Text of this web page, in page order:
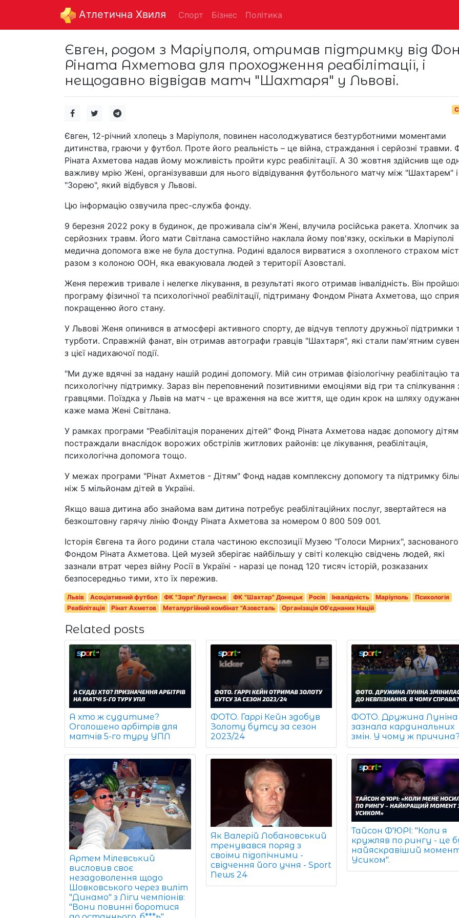
Aтлетична Хвиля Спорт Бізнес Політика
Євген, родом з Маріуполя, отримав підтримку від
Ріната Ахметова для проходження реабілітації, і
нещодавно відвідав матч "Шахтаря" у Львові.
Євген, 12-річний хлопець з Маріуполя, повинен насолоджуватися безтурботними моментами
дитинства, граючи у футбол. Проте його реальність – це війна, страждання і серйозні травми.
Ріната Ахметова надав йому можливість пройти курс реабілітації. А 30 жовтня здійснив ще
важливу мрію Жені, організувавши для нього відвідування футбольного матчу між "Шахтарем" і
"Зорею", який відбувся у Львові.
Цю інформацію озвучила прес-служба фонду.
9 березня 2022 року в будинок, де проживала сім'я Жені, влучила російська ракета. Хлопчик
серйозних травм. Його мати Світлана самостійно наклала йому пов'язку, оскільки в Маріуполі
медична допомога вже не була доступна. Родині вдалося вирватися з охопленого страхом
разом з колоною ООН, яка евакуювала людей з території Азовсталі.
Женя пережив тривале і нелегке лікування, в результаті якого отримав інвалідність. Він
програму фізичної та психологічної реабілітації, підтриману Фондом Ріната Ахметова, що
покращенню його стану.
У Львові Женя опинився в атмосфері активного спорту, де відчув теплоту дружньої підтримки
турботи. Справжній фанат, він отримав автографи гравців "Шахтаря", які стали пам'ятним
з цієї надихаючої події.
"Ми дуже вдячні за надану нашій родині допомогу. Мій син отримав фізіологічну реабілітацію та
психологічну підтримку. Зараз він переповнений позитивними емоціями від гри та спілкування
гравцями. Поїздка у Львів на матч - це враження на все життя, ще один крок на шляху
каже мама Жені Світлана.
У рамках програми "Реабілітація поранених дітей" Фонд Ріната Ахметова надає допомогу
постраждали внаслідок ворожих обстрілів житлових районів: це лікування, реабілітація,
психологічна допомога тощо.
У межах програми "Рінат Ахметов - Дітям" Фонд надав комплексну допомогу та підтримку
ніж 5 мільйонам дітей в Україні.
Якщо ваша дитина або знайома вам дитина потребує реабілітаційних послуг, звертайтеся на
безкоштовну гарячу лінію Фонду Ріната Ахметова за номером 0 800 509 001.
Історія Євгена та його родини стала частиною експозиції Музею "Голоси Мирних", заснованого
Фондом Ріната Ахметова. Цей музей зберігає найбільшу у світі колекцію свідчень людей, які
зазнали втрат через війну Росії в Україні - наразі це понад 120 тисяч історій, розказаних
безпосередньо тими, хто їх пережив.
Львів Асоціативний футбол ФК "Зоря" Луганськ ФК "Шахтар" Донецьк Росія Інвалідність Маріуполь
Психологія
Реабілітація
Рінат Ахметов Металургійний комбінат "Азовсталь Організація Об'єднаних Націй
Related posts
А хто ж судитиме?
Оголошено арбітрів для
матчів 5-го туру УПЛ
Артем Мілевський
висловив своє
незадоволення щодо
Шовковського через виліт
"Динамо" з Ліги чемпіонів:
"Вони повинні боротися
ФОТО. Гаррі Кейн здобув
Золоту бутсу за сезон
2023/24
Як Валерій Лобановський
тренувався поряд з
своїми підопічними -
свідчення його учня - Sport
News 24
ФОТО. Дружина Луніна
зазнала кардинальних
змін. У чому ж
Тайсон Ф'ЮРІ: "Коли я
кружляв по рингу - це
найяскравіший момент
Усиком".